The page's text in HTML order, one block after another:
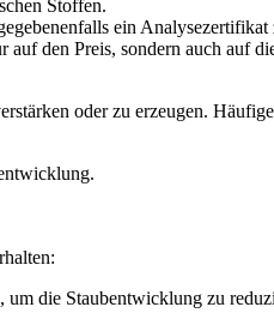
Stoffen.
ein Analysezertifikat
den Preis, sondern auch auf
oder zu erzeugen.
die Staubentwicklung zu